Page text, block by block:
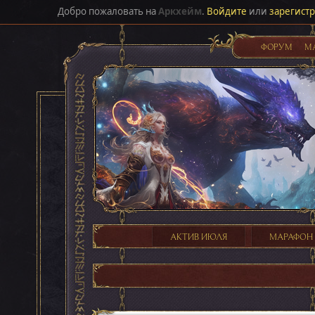
Добро пожаловать наАркхейм. Войдите или
ФОРУМ
АКТИВ ИЮЛЯ МАРАФОН